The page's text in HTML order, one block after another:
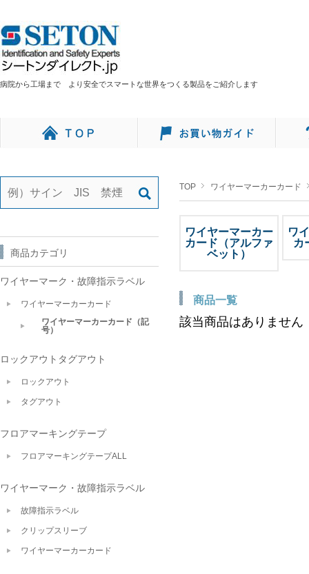
病院から工場まで より安全でスマートな世界をつくる製品をご紹介します
TOP ワイヤーマーカーカード
ワイヤーマーカー
カード（アルファ
ベット）
ワ
カ
商品一覧
該当商品はありません
商品カテゴリ
ワイヤーマーク・故障指示ラベル
ワイヤーマーカーカード
ワイヤーマーカーカード（記
号）
ロックアウトタグアウト
ロックアウト
タグアウト
フロアマーキングテープ
フロアマーキングテープALL
ワイヤーマーク・故障指示ラベル
故障指示ラベル
クリップスリーブ
ワイヤーマーカーカード